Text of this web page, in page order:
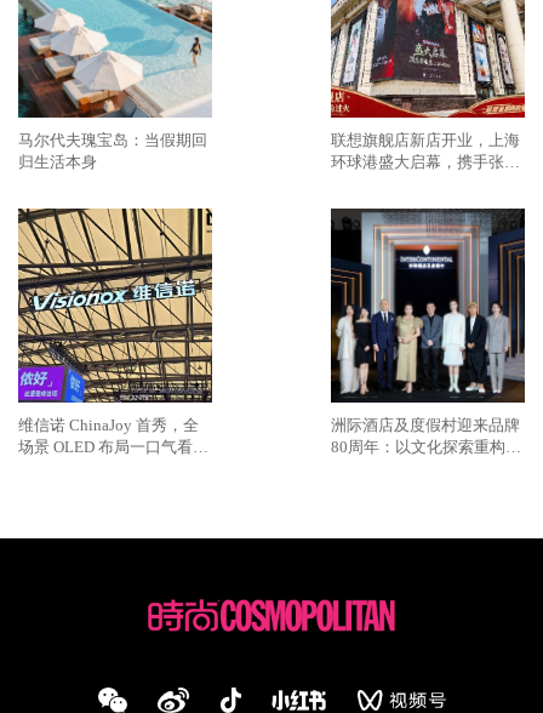
马尔代夫瑰宝岛：当假期回
归生活本身
联想旗舰店新店开业，上海
环球港盛大启幕，携手张凌
潮
维信诺 ChinaJoy 首秀，全
场景 OLED 布局一口气看
洲际酒店及度假村迎来品牌
80周年：以文化探索重构奢